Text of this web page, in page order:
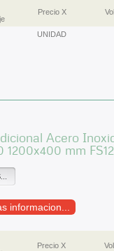
Precio X
UNIDAD
Acero
1200x400 mm
informacion...
Precio X